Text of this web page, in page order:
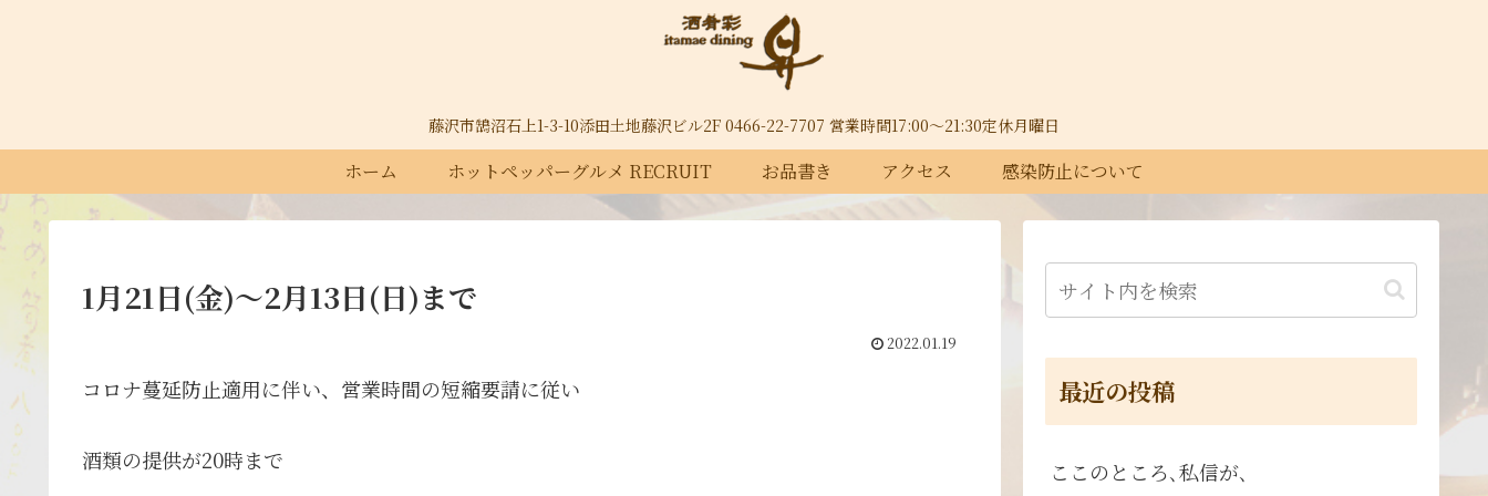
藤沢市鵠沼石上1-3-10添田土地藤沢ビル2F 0466-22-7707 営業時間17:00～21:30定休月曜日
ホーム ホットペッパーグルメ RECRUIT お品書き アクセス 感染防止について
1月21日(金)〜2月13日(日)まで
2022.01.19
コロナ蔓延防止適用に伴い、営業時間の短縮要請に従い
酒類の提供が20時まで
最近の投稿
ここのところ､私信が､